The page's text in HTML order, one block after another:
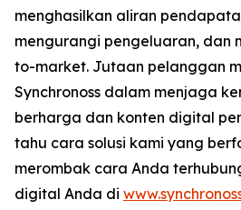
menghasilkan aliran
mengurangi pengeluaran, dan
to-market. Jutaan pelanggan
Synchronoss dalam menjaga
berharga dan konten digital
tahu cara solusi kami yang
merombak cara Anda
digital Anda di